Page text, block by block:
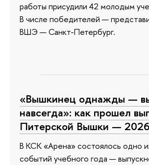
работы присудили 42 молодым
В числе победителей —
ВШЭ — Санкт-Петербург.
«Вышкинец однажды —
навсегда»: как прошел
Питерской Вышки — 2026
В КСК «Арена» состоялось одно
событий учебного года —